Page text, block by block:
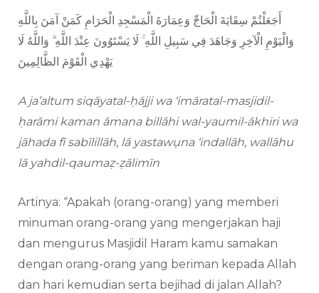
أَجَعَلْتُمْ سِقَايَةَ الْحَاجِّ وَعِمَارَةَ الْمَسْجِدِ الْحَرَامِ كَمَنْ آمَنَ بِاللَّهِ
وَالْيَوْمِ الْآخِرِ وَجَاهَدَ فِي سَبِيلِ اللَّهِ ۚ لَا يَسْتَوُونَ عِنْدَ اللَّهِ ۗ وَاللَّهُ لَا
يَهْدِي الْقَوْمَ الظَّالِمِينَ
A ja’altum siqāyatal-ḥājji wa ‘imāratal-masjidil-
ḥarāmi kaman āmana billāhi wal-yaumil-ākhiri wa
jāhada fī sabīlillāh, lā yastawụna ‘indallāh, wallāhu
lā yahdil-qaumaẓ-ẓālimīn
Artinya: “Apakah (orang-orang) yang memberi
minuman orang-orang yang mengerjakan haji
dan mengurus Masjidil Haram kamu samakan
dengan orang-orang yang beriman kepada Allah
dan hari kemudian serta bejihad di jalan Allah?